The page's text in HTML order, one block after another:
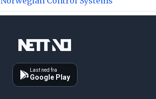
Last ned fra
Google Play